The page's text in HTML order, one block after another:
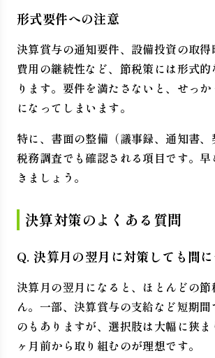
形式要件への注意
決算賞与の通知要件、設備投資の取
費用の継続性など、節税策には形式的
ります。要件を満たさないと、せっ
になってしまいます。
特に、書面の整備（議事録、通知書、
税務調査でも確認される項目です。
きましょう。
決算対策のよくある質問
Q. 決算月の翌月に対策しても間
決算月の翌月になると、ほとんどの
ん。一部、決算賞与の支給など短期間
のもありますが、選択肢は大幅に狭
ヶ月前から取り組むのが理想です。